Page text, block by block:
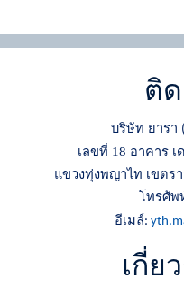
ติด
บริษัท ยารา (
เลขที่ 18 อาคาร
แขวงทุ่งพญาไท เขตร
โทรศัพ
อีเมล์:
เกี่ย